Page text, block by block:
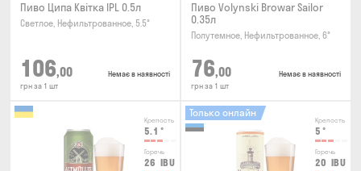
Пиво Ципа Квітка IPL 0.5л
Светлое, Нефильтрованное, 5.5°
106,00
грн за 1 шт
Немає в наявності
Пиво Volynski Browar Sailor
0.35л
Полутемное, Нефильтрованное, 6°
76,00
грн за 1 шт
Немає в наявності
Крепость
5.1 °
Горечь
26 IBU
Крепость
5 °
Горечь
20 IBU
Только онлайн